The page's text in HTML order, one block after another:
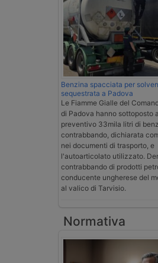
Benzina spacciata per
sequestrata a Padova
Le Fiamme Gialle del
di Padova hanno sottoposto
preventivo 33mila litri di
contrabbando, dichiarata
nei documenti di trasporto, e
l'autoarticolato utilizzato.
contrabbando di prodotti
conducente ungherese del
al valico di Tarvisio.
Normativa